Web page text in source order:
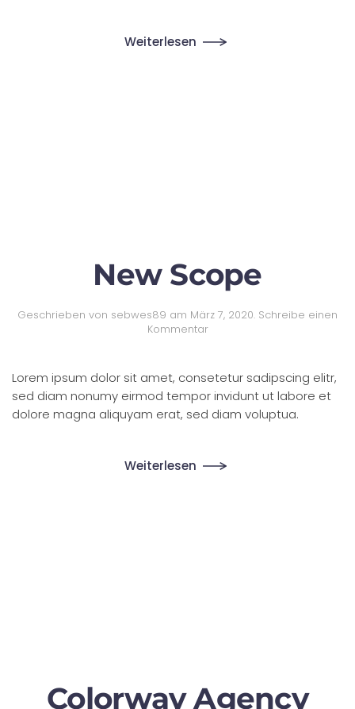
Weiterlesen
New Scope
Geschrieben von sebwes89 am März 7, 2020. Schreibe einen
Kommentar
Lorem ipsum dolor sit amet, consetetur sadipscing elitr,
sed diam nonumy eirmod tempor invidunt ut labore et
dolore magna aliquyam erat, sed diam voluptua.
Weiterlesen
Colorway Agency